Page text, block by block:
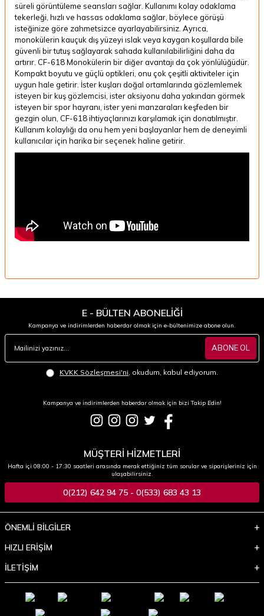
süreli görüntüleme seansları sağlar. Kullanımı kolay odaklama
tekerleği, hızlı ve hassas odaklama sağlar, böylece görüşü
isteğinize göre zahmetsizce ayarlayabilirsiniz. Ayrıca,
monokülerin kauçuk dış yüzeyi ıslak veya kaygan koşullarda bile
güvenli bir tutuş sağlayarak sahada kullanılabilirliğini daha da
artırır. CF-618 Monokülerin bir diğer avantajı da çok yönlülüğüdür.
Kompakt boyutu ve güçlü optikleri, onu çok çeşitli aktiviteler için
uygun hale getirir. İster kuşları doğal ortamlarında gözlemlemek
isteyen bir kuş gözlemcisi, ister aksiyonu daha yakından görmek
isteyen bir spor hayranı, ister yeni manzaraları keşfeden bir
gezgin olun, CF-618 ihtiyaçlarınızı karşılamak için donatılmıştır.
Kullanım kolaylığı da onu hem yeni başlayanlar hem de deneyimli
kullanıcılar için harika bir seçenek haline getirir.
E - BÜLTEN ABONELİĞİ
Kampanya ve indirimlerden haberdar olmak için e-bültenimize abone olun.
ABONE OL
KVKK Sözleşmesi'ni , okudum, kabul ediyorum.
Kampanya ve indirimlerden haberdar olmak için bizi Takip Edin!
MÜŞTERİ HİZMETLERİ
Hafta içi 08:00 - 17:30 saatleri arasında merak ettiğiniz tüm sorular ve siparişleriniz için
ulaşabilirsiniz.
0(212) 642 94 75 - 0(533) 683 43 13
ÖNEMLİ BİLGİLER
HIZLI ERİŞİM
İLETİŞİM